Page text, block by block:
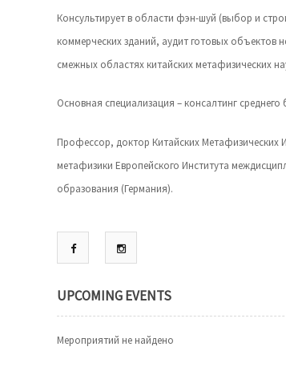
Консультирует в области фэн-шуй (выбор и
коммерческих зданий, аудит готовых объектов
смежных областях китайских метафизических
Оснoвная специализация – консалтинг среднего
Профессор, доктор Китайских Метафизических
метафизики Европейского Института
образования (Германия).
UPCOMING EVENTS
Мероприятий не найдено